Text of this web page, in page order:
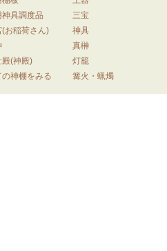
具調度品
(お稲荷さん)
殿(神殿)
神棚をみる
三宝
神具
真榊
灯籠
篝火・蝋燭